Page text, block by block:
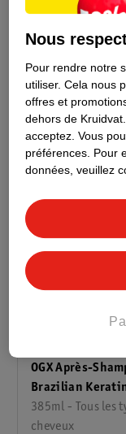
Renewing Argan
abîmés
OGX Après-
Brazilian
Smooth & Sleek
385ml - Tous les
cheveux
Nous
Pour rendre notre
utiliser. Cela nous
offres et
dehors de
acceptez. Vous
préférences. Pour
données, veuillez